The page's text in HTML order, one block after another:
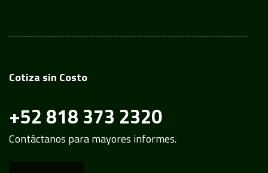
Cotiza sin Costo
+52 818 373 2320
Contáctanos para mayores informes.